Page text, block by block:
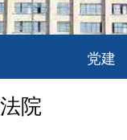
党建
院